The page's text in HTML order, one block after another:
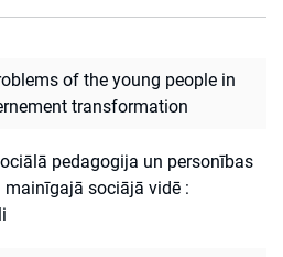
of the young people in
transformation
pedagogija un personības
sociājā vidē :